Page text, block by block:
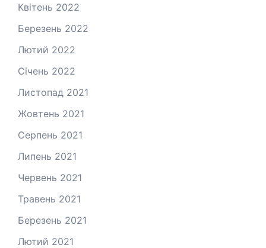
Квітень 2022
Березень 2022
Лютий 2022
Січень 2022
Листопад 2021
Жовтень 2021
Серпень 2021
Липень 2021
Червень 2021
Травень 2021
Березень 2021
Лютий 2021